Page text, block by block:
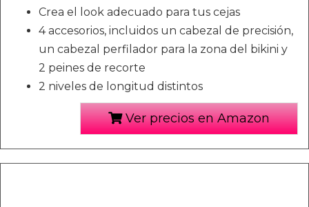
Crea el look adecuado para tus cejas
4 accesorios, incluidos un cabezal de precisión,
un cabezal perfilador para la zona del bikini y
2 peines de recorte
2 niveles de longitud distintos
Ver precios en Amazon